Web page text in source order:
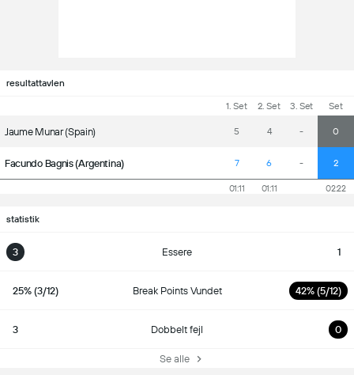
resultattavlen
1. Set 2. Set 3. Set Set
Jaume Munar (Spain) 5 4 - 0
Facundo Bagnis (Argentina) 7 6 - 2
01:11 01:11 02:22
statistik
3 Essere 1
25% (3/12) Break Points Vundet 42% (5/12)
3 Dobbelt fejl 0
Se alle